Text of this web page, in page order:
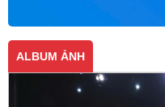
ALBUM ẢNH